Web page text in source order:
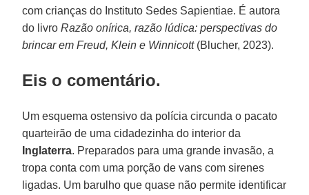
com crianças do Instituto Sedes Sapientiae. É autora
do livroRazão onírica, razão lúdica: perspectivas do
brincar em Freud, Klein e Winnicott(Blucher, 2023).
Eis o comentário.
Um esquema ostensivo da polícia circunda o pacato
quarteirão de uma cidadezinha do interior da
Inglaterra. Preparados para uma grande invasão, a
tropa conta com uma porção de vans com sirenes
ligadas. Um barulho que quase não permite identificar